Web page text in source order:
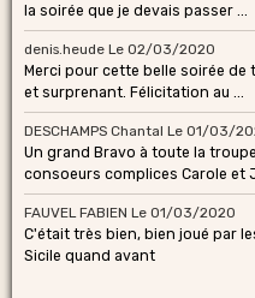
la soirée que je devais passer ...
denis.heude Le 02/03/2020
Merci pour cette belle soirée
et surprenant. Félicitation au ...
DESCHAMPS Chantal Le 01/03/
Un grand Bravo à toute la
consoeurs complices Carole et
FAUVEL FABIEN Le 01/03/2020
C'était très bien, bien joué par
Sicile quand avant